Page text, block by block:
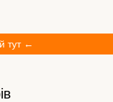
тут ←